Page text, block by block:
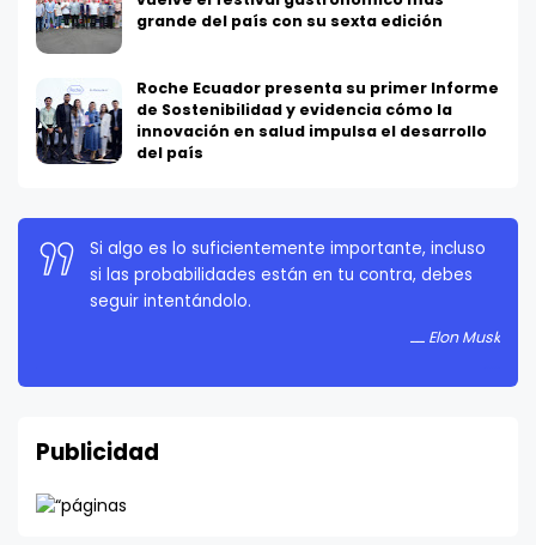
grande del país con su sexta edición
Roche Ecuador presenta su primer Informe
de Sostenibilidad y evidencia cómo la
innovación en salud impulsa el desarrollo
del país
Si algo es lo suficientemente importante, incluso
si las probabilidades están en tu contra, debes
seguir intentándolo.
Elon Musk
La persistencia es muy importante. No debes
rendirte a menos que estés obligado a rendirte.
Publicidad